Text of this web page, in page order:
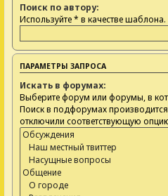
Поиск по автору:
Используйте * в качестве шаблона.
ПАРАМЕТРЫ ЗАПРОСА
Искать в форумах:
Выберите форум или форумы, в
Поиск в подфорумах
отключили соответствующую